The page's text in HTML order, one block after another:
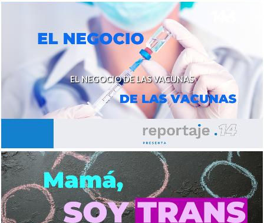
EL NEGOCIO DE LAS VACUNAS